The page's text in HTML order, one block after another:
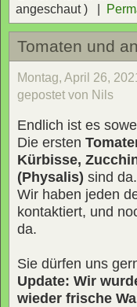
angeschaut ) |
Tomaten und
Montag, April 26,
gepostet von Nils
Endlich ist es
Die ersten
Kürbisse,
(Physalis) sind da.
Wir haben jeden
kontaktiert, und
da.
Sie dürfen uns
Update: Wir
wieder frische